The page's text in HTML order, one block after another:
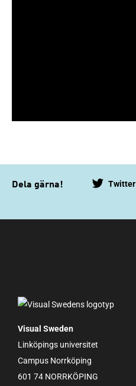
Dela gärna!
Twitter
Visual Sweden
Linköpings universitet
Campus Norrköping
601 74 NORRKÖPING